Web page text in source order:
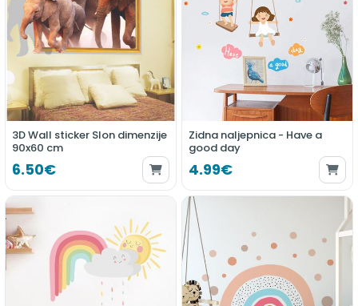
3D Wall sticker Slon dimenzije
90x60 cm
6.50€
Zidna naljepnica - Have a
good day
4.99€